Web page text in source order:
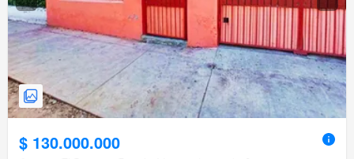
$ 130.000.000